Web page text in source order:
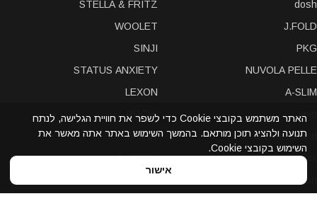
dosh
J.FOLD
PKG
NUVOLA PELLE
A-SLIM
solo
Stewart/Stand
dax
STORM London
STELLA & FRITZ
WOOLET
SINJI
STATUS ANXIETY
LEXON
POCHI
Bellroy
slimTECH
האתר משתמש בקובצי Cookie כדי לשפר את חוויית הגלישה, לנתח
תנועה ולהציג תוכן מותאם. בהמשך השימוש באתר אתה מאשר את
השימוש בקובצי Cookie.
אישור